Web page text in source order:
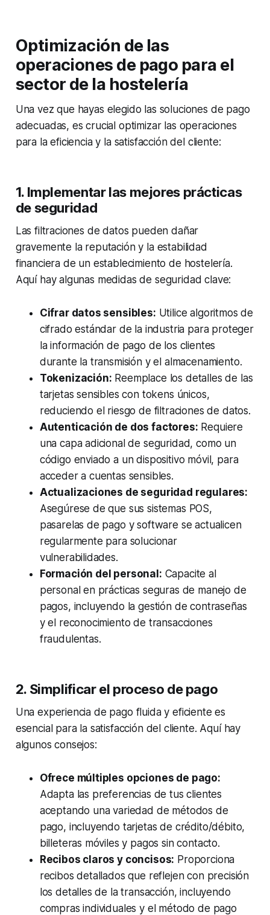
Optimización de las
operaciones de pago para el
sector de la hostelería
Una vez que hayas elegido las soluciones de pago
adecuadas, es crucial optimizar las operaciones
para la eficiencia y la satisfacción del cliente:
1. Implementar las mejores prácticas
de seguridad
Las filtraciones de datos pueden dañar
gravemente la reputación y la estabilidad
financiera de un establecimiento de hostelería.
Aquí hay algunas medidas de seguridad clave:
Cifrar datos sensibles: Utilice algoritmos de
cifrado estándar de la industria para proteger
la información de pago de los clientes
durante la transmisión y el almacenamiento.
Tokenización: Reemplace los detalles de las
tarjetas sensibles con tokens únicos,
reduciendo el riesgo de filtraciones de datos.
Autenticación de dos factores: Requiere
una capa adicional de seguridad, como un
código enviado a un dispositivo móvil, para
acceder a cuentas sensibles.
Actualizaciones de seguridad regulares:
Asegúrese de que sus sistemas POS,
pasarelas de pago y software se actualicen
regularmente para solucionar
vulnerabilidades.
Formación del personal: Capacite al
personal en prácticas seguras de manejo de
pagos, incluyendo la gestión de contraseñas
y el reconocimiento de transacciones
fraudulentas.
2. Simplificar el proceso de pago
Una experiencia de pago fluida y eficiente es
esencial para la satisfacción del cliente. Aquí hay
algunos consejos:
Ofrece múltiples opciones de pago:
Adapta las preferencias de tus clientes
aceptando una variedad de métodos de
pago, incluyendo tarjetas de crédito/débito,
billeteras móviles y pagos sin contacto.
Recibos claros y concisos: Proporciona
recibos detallados que reflejen con precisión
los detalles de la transacción, incluyendo
compras individuales y el método de pago